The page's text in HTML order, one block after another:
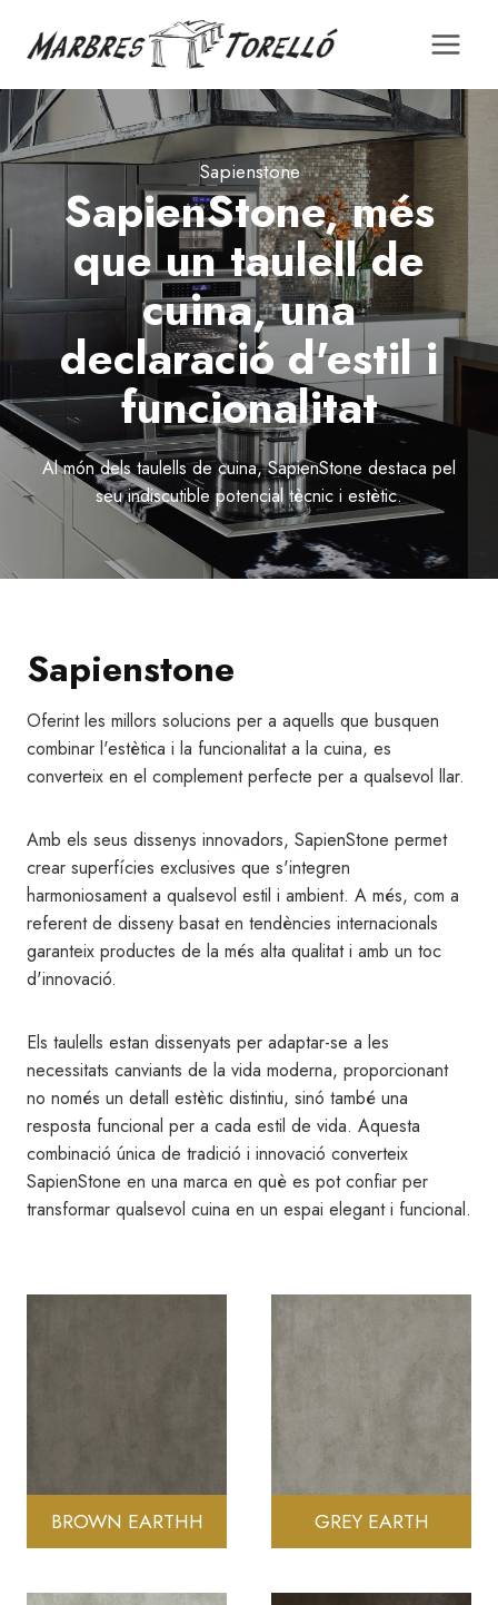
contingut
Sapienstone
SapienStone, més
que un taulell de
cuina, una
declaració d'estil i
funcionalitat
Al món dels taulells de cuina, SapienStone destaca pel
seu indiscutible potencial tècnic i estètic.
Sapienstone
Oferint les millors solucions per a aquells que busquen
combinar l'estètica i la funcionalitat a la cuina, es
converteix en el complement perfecte per a qualsevol llar.
Amb els seus dissenys innovadors, SapienStone permet
crear superfícies exclusives que s'integren
harmoniosament a qualsevol estil i ambient. A més, com a
referent de disseny basat en tendències internacionals
garanteix productes de la més alta qualitat i amb un toc
d'innovació.
Els taulells estan dissenyats per adaptar-se a les
necessitats canviants de la vida moderna, proporcionant
no només un detall estètic distintiu, sinó també una
resposta funcional per a cada estil de vida. Aquesta
combinació única de tradició i innovació converteix
SapienStone en una marca en què es pot confiar per
transformar qualsevol cuina en un espai elegant i funcional.
BROWN EARTHH GREY EARTH